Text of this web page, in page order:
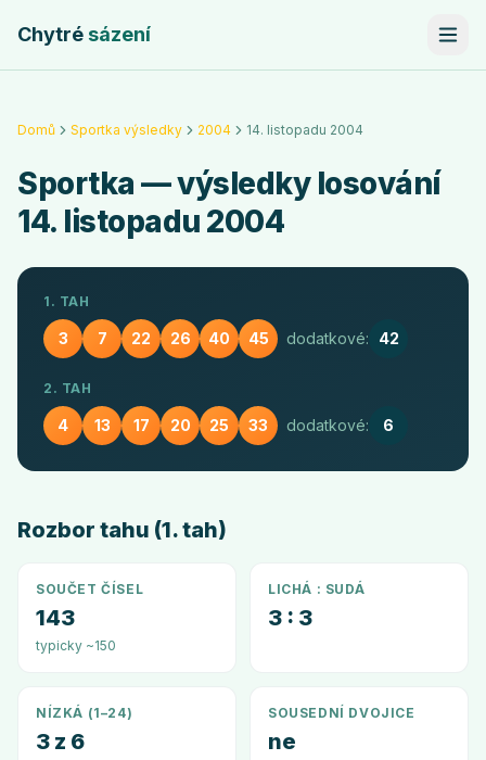
Chytrésázení
Domů Sportka výsledky 2004 14. listopadu 2004
Sportka — výsledky losování
14. listopadu 2004
1. TAH
3 7 22 26 40 45 dodatkové: 42
2. TAH
4 13 17 20 25 33 dodatkové: 6
Rozbor tahu (1. tah)
SOUČET ČÍSEL
143
typicky ~150
LICHÁ : SUDÁ
3 : 3
NÍZKÁ (1–24)
3 z 6
SOUSEDNÍ DVOJICE
ne